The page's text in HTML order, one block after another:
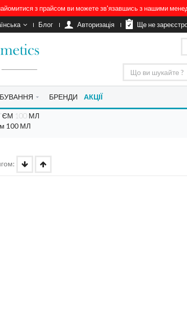
з прайсом ви можете зв'язавшись з нашими
Блог Aвторизація Ще не
БРЕНДИ АКЦІЇ
100 МЛ
100 МЛ